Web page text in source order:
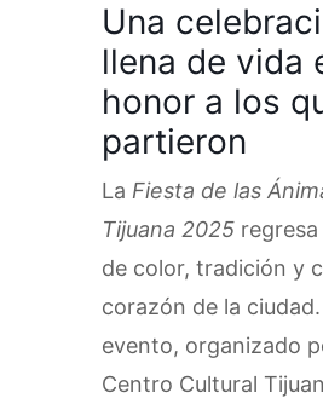
Una
llena de vida
honor a los
partieron
La Fiesta de las
Tijuana 2025
de color, tradición y
corazón de la
evento, organizado
Centro Cultural